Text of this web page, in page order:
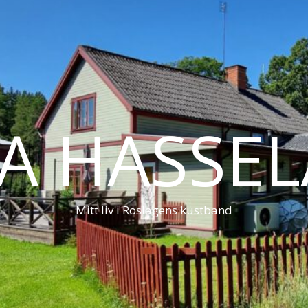
Mitt liv i Roslagens kustband